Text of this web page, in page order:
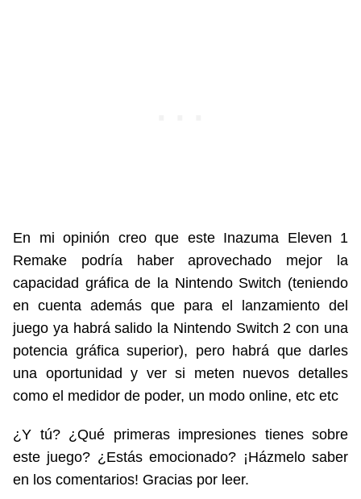
En mi opinión creo que este Inazuma Eleven 1
Remake podría haber aprovechado mejor la
capacidad gráfica de la Nintendo Switch (teniendo
en cuenta además que para el lanzamiento del
juego ya habrá salido la Nintendo Switch 2 con una
potencia gráfica superior), pero habrá que darles
una oportunidad y ver si meten nuevos detalles
como el medidor de poder, un modo online, etc etc
¿Y tú? ¿Qué primeras impresiones tienes sobre
este juego? ¿Estás emocionado? ¡Házmelo saber
en los comentarios! Gracias por leer.